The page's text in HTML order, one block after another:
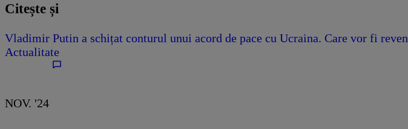
Citește și
Vladimir Putin a schițat conturul unui acord de pace cu Ucraina. Care vor fi
Actualitate
NOV. '24